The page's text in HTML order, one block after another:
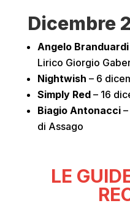
Dicembre
Angelo Branduardi
Lirico Giorgio
Nightwish – 6
Simply Red– 16
Biagio Antonacci
di Assago
LE